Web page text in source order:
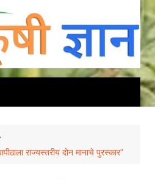
राज्यस्तरीय दोन मानाचे पुरस्कार”